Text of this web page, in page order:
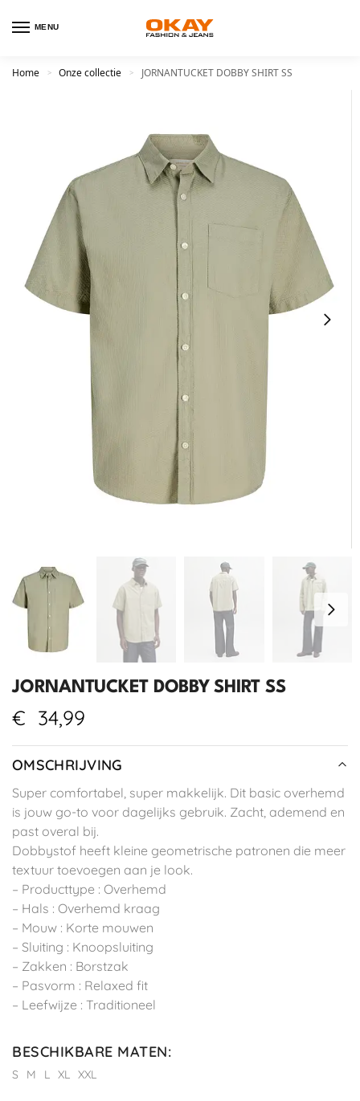
MENU
Home > Onze collectie > JORNANTUCKET DOBBY SHIRT SS
JORNANTUCKET DOBBY SHIRT SS
€ 34,99
OMSCHRIJVING
Super comfortabel, super makkelijk. Dit basic overhemd
is jouw go-to voor dagelijks gebruik. Zacht, ademend en
past overal bij.
Dobbystof heeft kleine geometrische patronen die meer
textuur toevoegen aan je look.
– Producttype : Overhemd
– Hals : Overhemd kraag
– Mouw : Korte mouwen
– Sluiting : Knoopsluiting
– Zakken : Borstzak
– Pasvorm : Relaxed fit
– Leefwijze : Traditioneel
BESCHIKBARE MATEN:
S M L XL XXL